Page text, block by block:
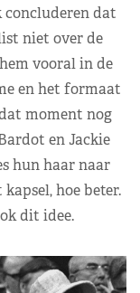
dat
niet over de
vooral in de
en het formaat
moment nog
en Jackie
hun haar naar
hoe beter.
dit idee.